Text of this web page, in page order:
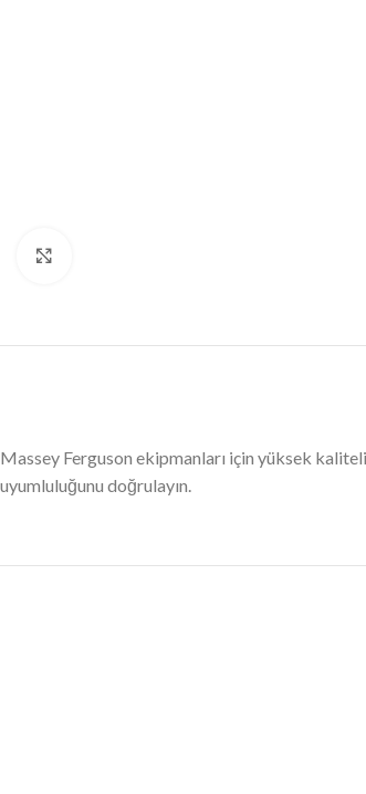
Massey Ferguson ekipmanları için yüksek
uyumluluğunu doğrulayın.